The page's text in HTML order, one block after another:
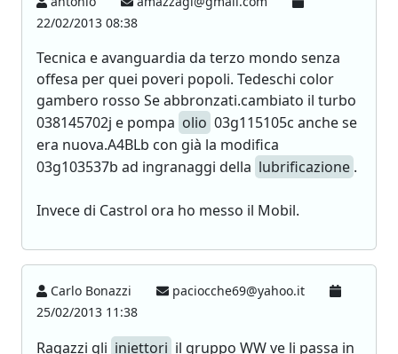
22/02/2013 08:38
Tecnica e avanguardia da terzo mondo senza
offesa per quei poveri popoli. Tedeschi color
gambero rosso Se abbronzati.cambiato il turbo
038145702j e pompa olio 03g115105c anche se
era nuova.A4BLb con già la modifica
03g103537b ad ingranaggi della lubrificazione .
Invece di Castrol ora ho messo il Mobil.
Carlo Bonazzi
paciocche69@yahoo.it
25/02/2013 11:38
Ragazzi gli iniettori il gruppo WW ve li passa in